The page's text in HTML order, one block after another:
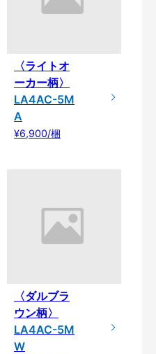
〈ライトオ
ーカー柄〉
LA4AC-5M
A
¥6,900/梱
〈ダルブラ
ウン柄〉
LA4AC-5M
W